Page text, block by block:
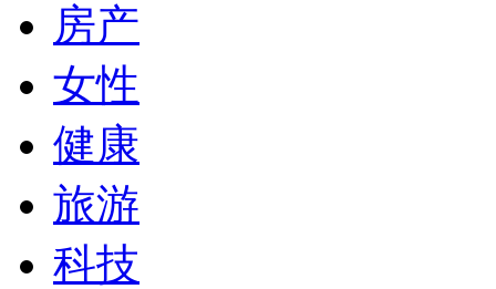
房产
女性
健康
旅游
科技